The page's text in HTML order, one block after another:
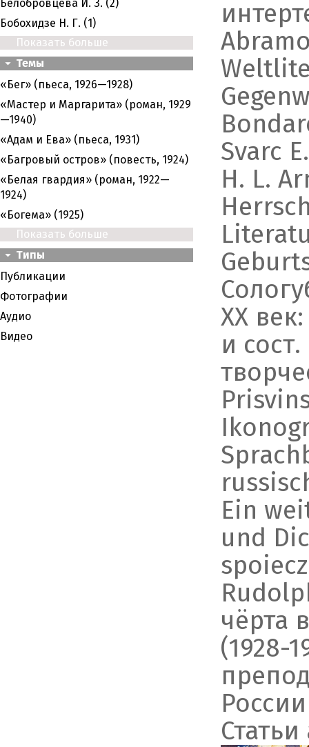
Белобровцева И. З. (2)
Бобохидзе Н. Г. (1)
Показать больше
Темы
«Бег» (пьеса, 1926—1928)
«Мастер и Маргарита» (роман, 1929
—1940)
«Адам и Ева» (пьеса, 1931)
«Багровый остров» (повесть, 1924)
«Белая гвардия» (роман, 1922—
1924)
«Богема» (1925)
Показать больше
Типы
Публикации
Фотографии
Аудио
Видео
Svarc
H. L.
XX
и
Ein
und
чёрта
(1928-